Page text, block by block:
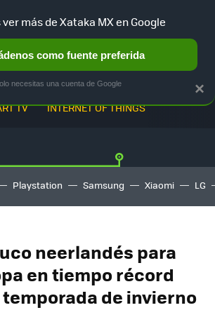
TV INTERNET OF THINGS
Playstation Samsung Xiaomi LG
neerlandés para
en tiempo récord
de invierno
×
ver más de Xataka MX en Google
como fuente preferida
necesitas una cuenta de Google